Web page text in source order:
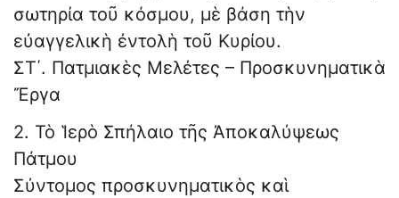
σωτηρία τοῦ κόσμου, μὲ βάση τὴν
εὐαγγελικὴ ἐντολὴ τοῦ Κυρίου.
ΣΤ΄. Πατμιακὲς Μελέτες – Προσκυνηματικὰ
Ἔργα
2. Τὸ Ἱερὸ Σπήλαιο τῆς Ἀποκαλύψεως
Πάτμου
Σύντομος προσκυνηματικὸς καὶ